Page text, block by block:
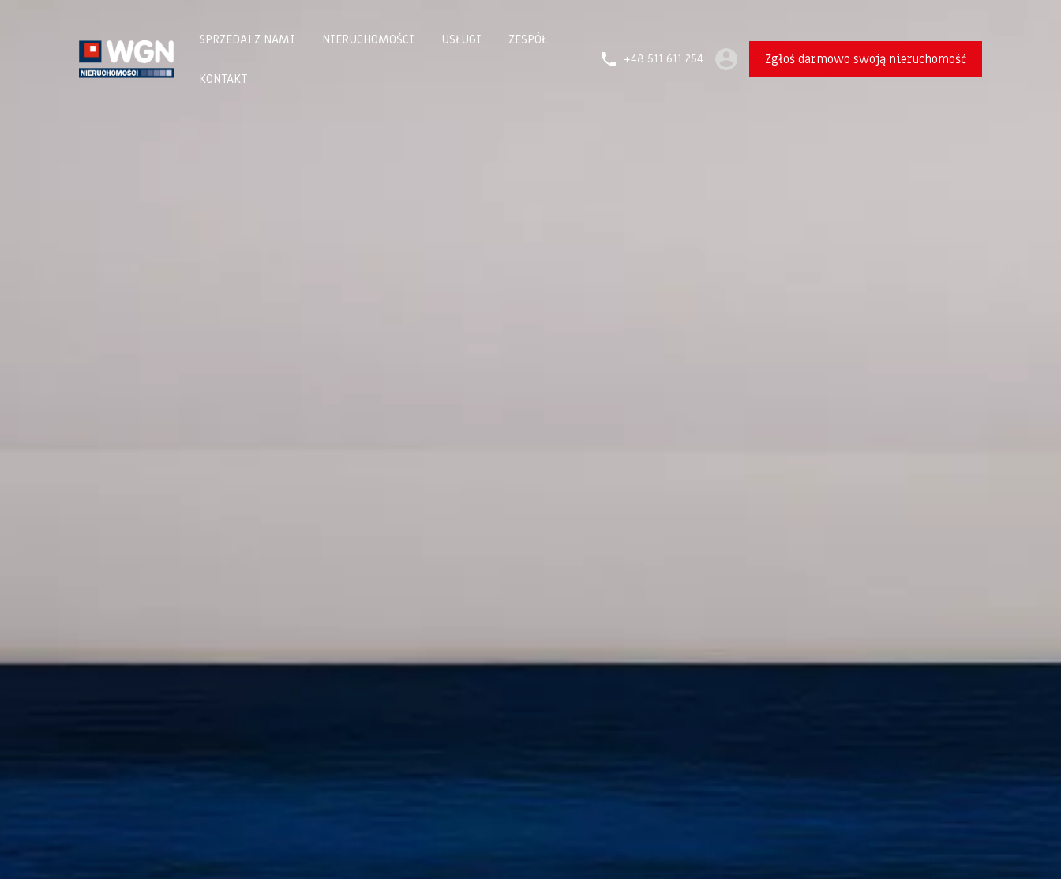
SPRZEDAJ Z NAMI NIERUCHOMOŚCI USŁUGI ZESPÓŁ
KONTAKT
+48 511 611 254 Zgłoś darmowo swoją nieruchomość